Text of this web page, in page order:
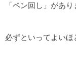
「ペン回し」があり
必ずといってよいほ